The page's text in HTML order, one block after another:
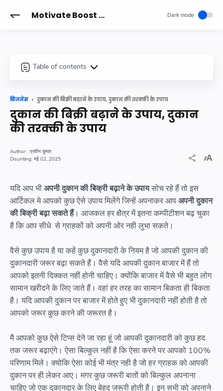
Motivate Boost - प्रेरणादायक कहानियां, सुविचार, हेल्थ, फिटनेस और जीवनशैली बदलने वाले खास टिप्स
Table of contents
बिजनेस दुकान की बिक्री बढ़ाने के उपाय, दुकान की तरक्की के उपाय
दुकान की बिक्री बढ़ाने के उपाय, दुकान
की तरक्की के उपाय
प्रवीन कुमार
मई 02, 2025
यदि आप भीअपनी दुकान की बिक्री बढ़ाने के उपायसोच रहे हैं तो इस
आर्टिकल मे आपको कुछ ऐसे उपाय मिलेंगे जिन्हें अपनाकर आपअपनी दुकान
की बिक्री बढ़ा सकते हैं। आजकल हर क्षैत्र में इतना कम्पीटीशन बढ़ चुका
है कि आप सीधे से ग्राहकों को अपनी ओर नही लुभा सकते।
वैसे कुछ उपाय है या कहें कुछ दुकानदारी के नियम है जो आपकी दुकान की
दुकानदारी जरूर बढ़ा सकते हैं। वैसे यदि आपकी दुकान बाजार में हैं तो
आपको इतनी दिक्कत नहीं होनी चाहिए। क्योंकि बाजार में वैसे भी बहुत लोग
सामान खरीदने के लिए जाते हैं। वहां हर तरह का सामान बिकता ही बिकता
है। यदि आपकी दुकान पर बाजार में होते हुए भी दुकानदारी नहीं होती है तो
आपको जरूर कुछ करने की जरूरत है।
मै आपको कुछ ऐसे टिप्स देने जा रहा हूं जो आपकी दुकानदारी को कुछ हद
तक जरूर बढ़ाएंगे। ऐसा बिल्कुल नहीं है कि ऐसा करने पर आपको 100%
परिणाम मिले। क्योकि ऐसा कोई भी मंत्र नही है जो हर ग्राहक को आपकी
दुकान पर ही लेकर आए। मगर कुछ जरूरी बातों को बिल्कुल अपनाना
चाहिए जो एक दुकानदार के लिए बेहद जरूरी होती है। इन सभी को अपनाने